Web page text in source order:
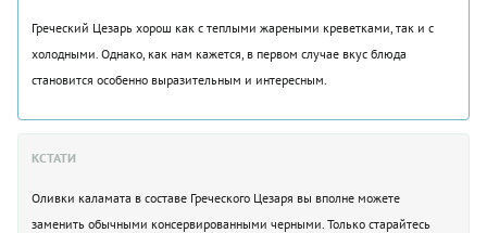
Греческий Цезарь хорош как с теплыми жареными креветками, так и с
холодными. Однако, как нам кажется, в первом случае вкус блюда
становится особенно выразительным и интересным.
КСТАТИ
Оливки каламата в составе Греческого Цезаря вы вполне можете
заменить обычными консервированными черными. Только старайтесь